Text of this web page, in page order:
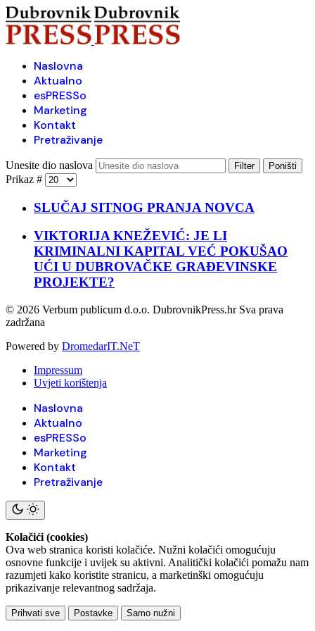
Naslovna
Aktualno
esPRESSo
Marketing
Kontakt
Pretraživanje
Unesite dio naslova Filter Poništi
Prikaz #
SLUČAJ SITNOG PRANJA NOVCA
VIKTORIJA KNEŽEVIĆ: JE LI
KRIMINALNI KAPITAL VEĆ POKUŠAO
UĆI U DUBROVAČKE GRAĐEVINSKE
PROJEKTE?
© 2026 Verbum publicum d.o.o. DubrovnikPress.hr Sva prava
zadržana
Powered by DromedarIT.NeT
Impressum
Uvjeti korištenja
Naslovna
Aktualno
esPRESSo
Marketing
Kontakt
Pretraživanje
Kolačići (cookies)
Ova web stranica koristi kolačiće. Nužni kolačići omogućuju
osnovne funkcije i uvijek su aktivni. Analitički kolačići pomažu nam
razumjeti kako koristite stranicu, a marketinški omogućuju
prikazivanje relevantnog sadržaja.
Prihvati sve Postavke Samo nužni